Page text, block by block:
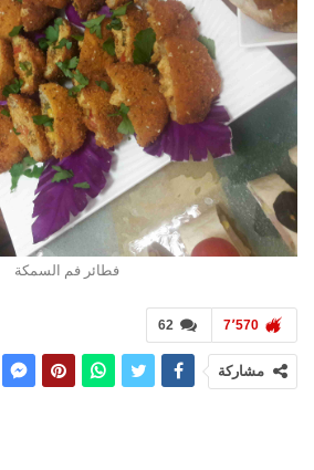
فطائر فم السمكة
62 7٬570
مشاركة